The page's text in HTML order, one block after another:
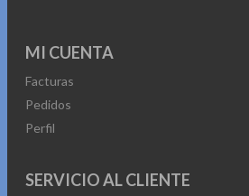
MI CUENTA
Facturas
Pedidos
Perfil
SERVICIO AL CLIENTE